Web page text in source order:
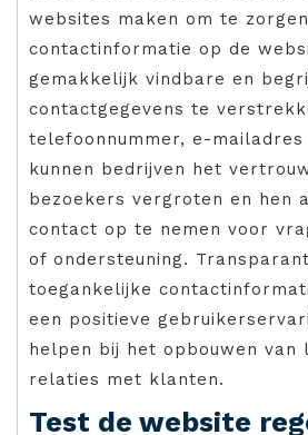
websites maken om te
contactinformatie op de
gemakkelijk vindbare en
contactgegevens te
telefoonnummer, e-
kunnen bedrijven het
bezoekers vergroten en hen
contact op te nemen voor
of ondersteuning.
toegankelijke
een positieve
helpen bij het opbouwen van
relaties met klanten.
Test de website